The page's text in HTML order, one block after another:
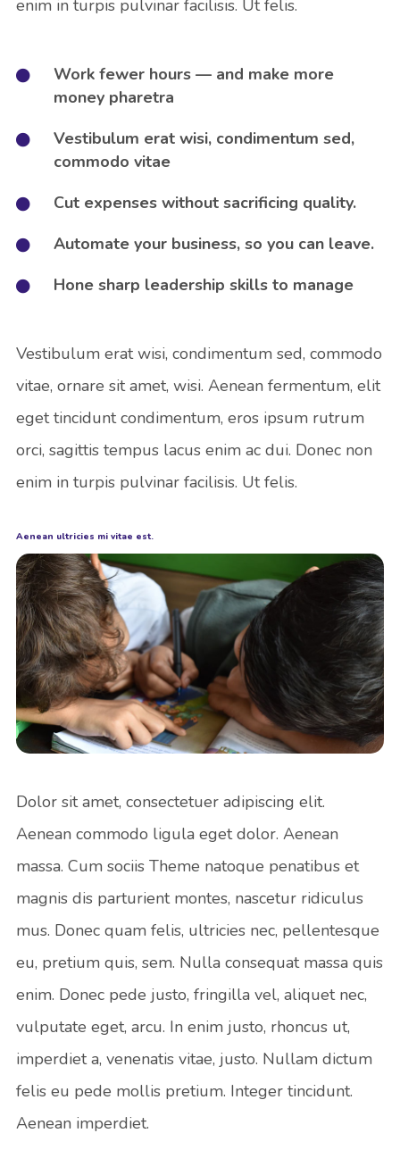
enim in turpis pulvinar facilisis. Ut felis.
Work fewer hours — and make more
money pharetra
Vestibulum erat wisi, condimentum sed,
commodo vitae
Cut expenses without sacrificing quality.
Automate your business, so you can leave.
Hone sharp leadership skills to manage
Vestibulum erat wisi, condimentum sed, commodo
vitae, ornare sit amet, wisi. Aenean fermentum, elit
eget tincidunt condimentum, eros ipsum rutrum
orci, sagittis tempus lacus enim ac dui. Donec non
enim in turpis pulvinar facilisis. Ut felis.
Aenean ultricies mi vitae est.
Dolor sit amet, consectetuer adipiscing elit.
Aenean commodo ligula eget dolor. Aenean
massa. Cum sociis Theme natoque penatibus et
magnis dis parturient montes, nascetur ridiculus
mus. Donec quam felis, ultricies nec, pellentesque
eu, pretium quis, sem. Nulla consequat massa quis
enim. Donec pede justo, fringilla vel, aliquet nec,
vulputate eget, arcu. In enim justo, rhoncus ut,
imperdiet a, venenatis vitae, justo. Nullam dictum
felis eu pede mollis pretium. Integer tincidunt.
Aenean imperdiet.